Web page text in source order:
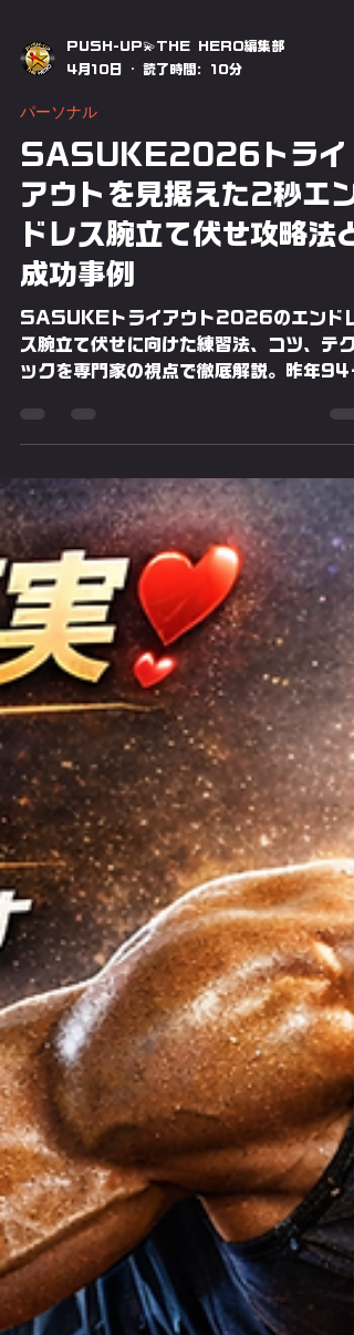
PUSH-UP💫THE HERO編集部
4月10日
読了時間: 10分
パーソナル
SASUKE2026トライ
アウトを見据えた2秒エン
ドレス腕立て伏せ攻略法と
成功事例
ックを専門家の視点で徹底解説。昨年949
回の高記録を突破する1000回超えが見込
まれる現状で、強豪たちが駆使する省エネ
ォームや呼吸法など科学的なトレーニング
素を紹介します。さらに初心者から壮絶変
を遂げた実例（66回→510回）を盛り込
み、腕立て伏せが苦手な人でも専門トレー
ングで飛躍的に成長できることを示します
SASUKEトライアウトを目指すアスリー
トやフィットネス愛好家にも役立つ内容で
腕立て専門トレーナーが実体験と科学的知
をもとに解説します。記事後半では、さら
詳しいパーソナルトレーニングプログラム
ついても触れています。読むだけで次への
戦意欲が高まり、自分の潜在能力を信じた
なる内容です。